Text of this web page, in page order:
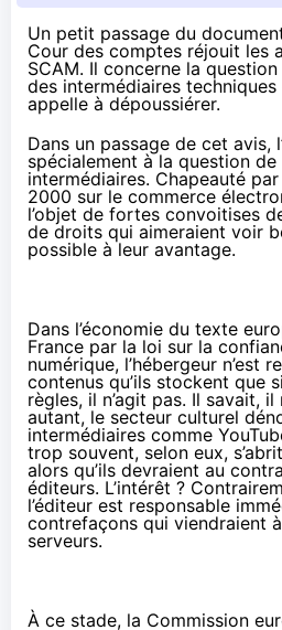
Un petit passage du
Cour des comptes réjouit les
SCAM. Il concerne la
des intermédiaires
appelle à dépoussiérer.
Dans un passage de cet avis,
spécialement à la question
intermédiaires. Chapeauté
2000 sur le commerce
l’objet de fortes convoitises
de droits qui aimeraient voir
possible à leur avantage.
Dans l’économie du texte
France par la loi sur la
numérique, l’hébergeur n’est
contenus qu’ils stockent que
règles, il n’agit pas. Il savait, il
autant, le secteur culturel
intermédiaires comme
trop souvent, selon eux,
alors qu’ils devraient au
éditeurs. L’intérêt ?
l’éditeur est responsable
contrefaçons qui viendraient à
serveurs.
À ce stade, la Commission